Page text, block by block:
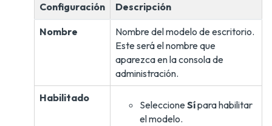
Configuración Descripción
Nombre
Nombre del modelo de escritorio.
Este será el nombre que
aparezca en la consola de
administración.
Habilitado
SeleccioneSípara habilitar
el modelo.